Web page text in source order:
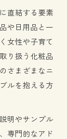
直結する要素
や日用品と一
女性や子育て
り扱う化粧品
さまざまなニ
ルを抱える方
明やサンプル
専門的なアド